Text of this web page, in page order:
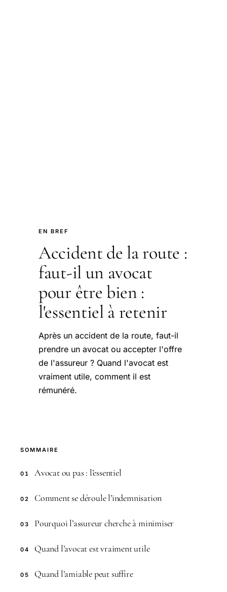
EN BREF
Accident de la route :
faut-il un avocat
pour être bien :
l'essentiel à retenir
Après un accident de la route, faut-il
prendre un avocat ou accepter l'offre
de l'assureur ? Quand l'avocat est
vraiment utile, comment il est
rémunéré.
SOMMAIRE
01 Avocat ou pas : l’essentiel
02 Comment se déroule l’indemnisation
03 Pourquoi l’assureur cherche à minimiser
04 Quand l’avocat est vraiment utile
05 Quand l’amiable peut suffire